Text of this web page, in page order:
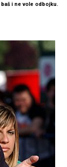
i ne vole odbojku.